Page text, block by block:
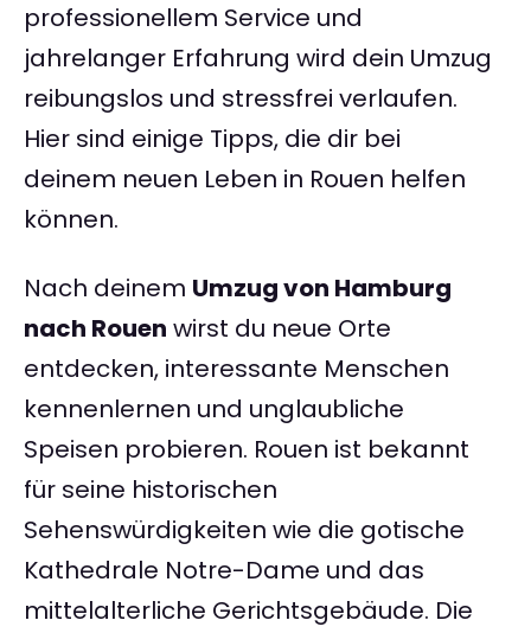
professionellem Service und
jahrelanger Erfahrung wird dein Umzug
reibungslos und stressfrei verlaufen.
Hier sind einige Tipps, die dir bei
deinem neuen Leben in Rouen helfen
können.
Nach deinem Umzug von Hamburg
nach Rouen wirst du neue Orte
entdecken, interessante Menschen
kennenlernen und unglaubliche
Speisen probieren. Rouen ist bekannt
für seine historischen
Sehenswürdigkeiten wie die gotische
Kathedrale Notre-Dame und das
mittelalterliche Gerichtsgebäude. Die